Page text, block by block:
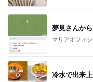
夢見さんか
マリアオフィ
冷水で出来